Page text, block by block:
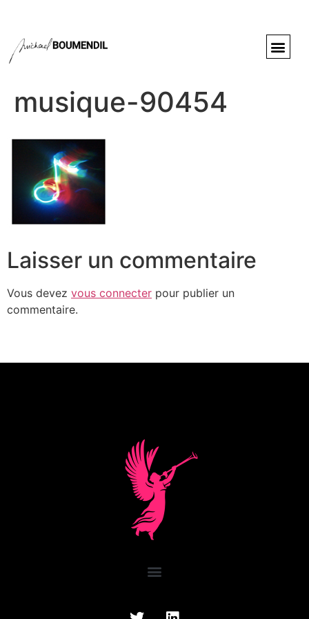
musique-90454
Laisser un commentaire
Vous devez vous connecter pour publier un
commentaire.